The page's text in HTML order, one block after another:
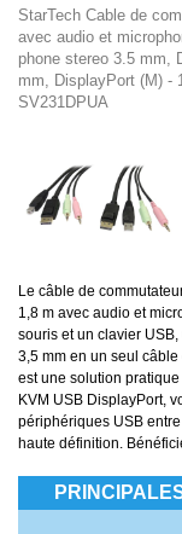
StarTech Cable de
avec audio et
phone stereo 3.5 mm,
mm, DisplayPort (M) -
SV231DPUA
Le câble de
1,8 m avec audio et
souris et un clavier
3,5 mm en un seul
est une solution
KVM USB DisplayPort,
périphériques USB
haute définition.